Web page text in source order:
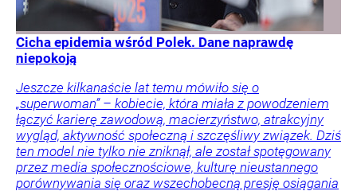
Cicha epidemia wśród Polek. Dane naprawdę
niepokoją
Jeszcze kilkanaście lat temu mówiło się o
„superwoman” – kobiecie, która miała z powodzeniem
łączyć karierę zawodową, macierzyństwo, atrakcyjny
wygląd, aktywność społeczną i szczęśliwy związek. Dziś
ten model nie tylko nie zniknął, ale został spotęgowany
przez media społecznościowe, kulturę nieustannego
porównywania się oraz wszechobecną presję osiągania